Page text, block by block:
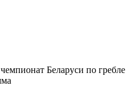
Беларуси по гребле